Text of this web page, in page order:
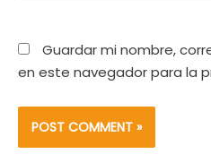
Guardar mi nombre,
en este navegador para la